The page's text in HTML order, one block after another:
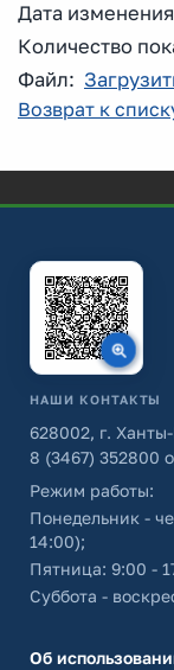
Дата
Количество
Файл:
Возврат к
НАШИ КОНТАКТЫ
628002, г.
8 (3467) 352800
Режим работы:
Понедельник -
14:00);
Пятница: 9:00 -
Суббота -
Об